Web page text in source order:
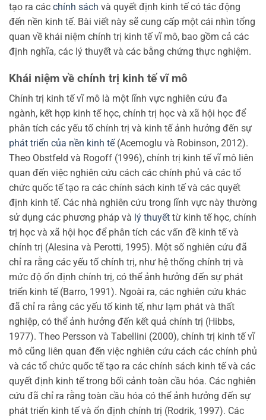
tạo ra các chính sách và quyết định kinh tế có tác động
đến nền kinh tế. Bài viết này sẽ cung cấp một cái nhìn tổng
quan về khái niệm chính trị kinh tế vĩ mô, bao gồm cả các
định nghĩa, các lý thuyết và các bằng chứng thực nghiệm.
Khái niệm về chính trị kinh tế vĩ mô
Chính trị kinh tế vĩ mô là một lĩnh vực nghiên cứu đa
ngành, kết hợp kinh tế học, chính trị học và xã hội học để
phân tích các yếu tố chính trị và kinh tế ảnh hưởng đến sự
phát triển của nền kinh tế(Acemoglu và Robinson, 2012).
Theo Obstfeld và Rogoff (1996), chính trị kinh tế vĩ mô liên
quan đến việc nghiên cứu cách các chính phủ và các tổ
chức quốc tế tạo ra các chính sách kinh tế và các quyết
định kinh tế. Các nhà nghiên cứu trong lĩnh vực này thường
sử dụng các phương pháp và lý thuyết từ kinh tế học, chính
trị học và xã hội học để phân tích các vấn đề kinh tế và
chính trị (Alesina và Perotti, 1995). Một số nghiên cứu đã
chỉ ra rằng các yếu tố chính trị, như hệ thống chính trị và
mức độ ổn định chính trị, có thể ảnh hưởng đến sự phát
triển kinh tế (Barro, 1991). Ngoài ra, các nghiên cứu khác
đã chỉ ra rằng các yếu tố kinh tế, như lạm phát và thất
nghiệp, có thể ảnh hưởng đến kết quả chính trị (Hibbs,
1977). Theo Persson và Tabellini (2000), chính trị kinh tế vĩ
mô cũng liên quan đến việc nghiên cứu cách các chính phủ
và các tổ chức quốc tế tạo ra các chính sách kinh tế và các
quyết định kinh tế trong bối cảnh toàn cầu hóa. Các nghiên
cứu đã chỉ ra rằng toàn cầu hóa có thể ảnh hưởng đến sự
phát triển kinh tế và ổn định chính trị (Rodrik, 1997). Các